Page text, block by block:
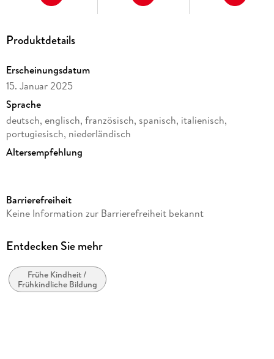
Produktdetails
Erscheinungsdatum
15. Januar 2025
Sprache
deutsch, englisch, französisch, spanisch, italienisch,
portugiesisch, niederländisch
Altersempfehlung
Hylkies
Verlag/Hersteller
Rätsel
Gewicht
Barrierefreiheit
Keine Information zur Barrierefreiheit bekannt
Entdecken Sie mehr
Frühe Kindheit /
Frühkindliche Bildung